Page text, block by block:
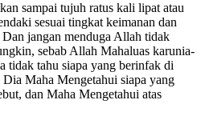
sampai tujuh ratus kali lipat atau
sesuai tingkat keimanan dan
jangan menduga Allah tidak
sebab Allah Mahaluas karunia-
tidak tahu siapa yang berinfak di
Maha Mengetahui siapa yang
dan Maha Mengetahui atas